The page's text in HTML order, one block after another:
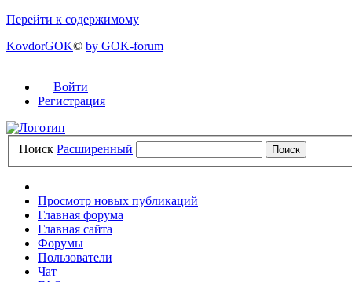
Перейти к содержимому
KovdorGOK© by GOK-forum
Войти
Регистрация
Поиск Расширенный
Просмотр новых публикаций
Главная форума
Главная сайта
Форумы
Пользователи
Чат